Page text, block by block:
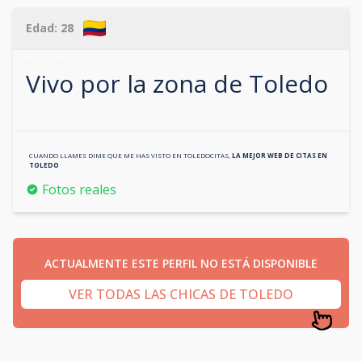
Edad: 28
Vivo por la zona de Toledo
CUANDO LLAMES DIME QUE ME HAS VISTO EN TOLEDOCITAS LA MEJOR WEB DE CITAS EN
TOLEDO
Fotos reales
ACTUALMENTE ESTE PERFIL NO ESTÁ DISPONIBLE
VER TODAS LAS CHICAS DE TOLEDO